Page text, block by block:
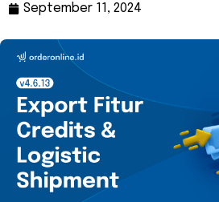
September 11, 2024